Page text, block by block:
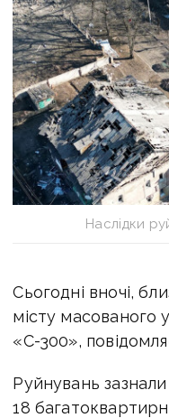
Наслідки
Сьогодні вночі,
місту масованого
«С-300»,
Руйнувань
18